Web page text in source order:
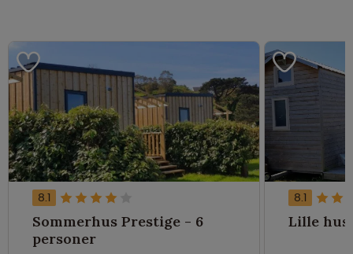
8.1
Sommerhus Prestige - 6
personer
8.1